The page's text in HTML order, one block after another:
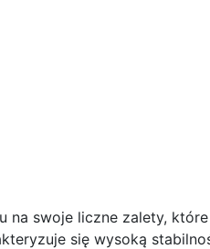
na swoje liczne zalety,
się wysoką